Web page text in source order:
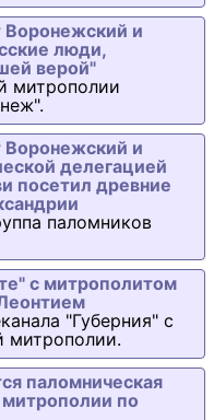
Воронежский и
люди,
верой"
митрополии
Воронежский и
делегацией
посетил древние
паломников
с митрополитом
"Губерния" с
митрополии.
паломническая
по